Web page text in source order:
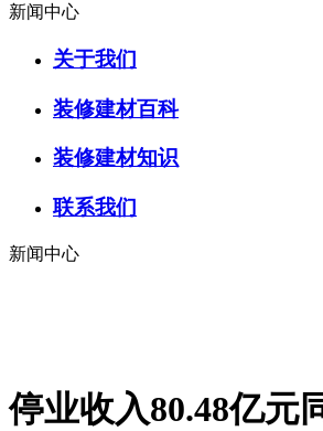
新闻中心
关于我们
装修建材百科
装修建材知识
联系我们
新闻中心
停业收入80.48亿元